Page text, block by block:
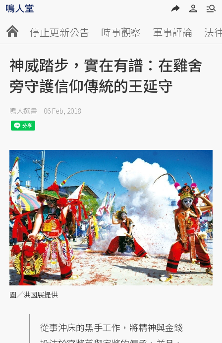
停止更新公告 時事觀察 軍事評論 法
神威踏步，實在有譜：在雞舍
旁守護信仰傳統的王延守
鳴人選書 06 Feb, 2018
圖／洪國展提供
從事沖床的黑手工作，將精神與金錢